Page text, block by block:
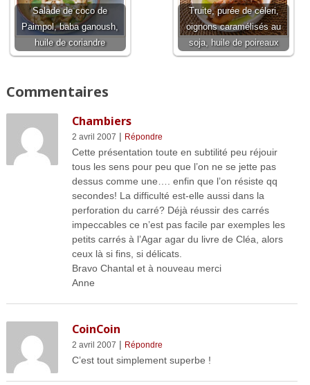
Salade de coco de
Paimpol, baba ganoush,
huile de coriandre
Truite, purée de céleri,
oignons caramélisés au
soja, huile de poireaux
Commentaires
Chambiers
2 avril 2007 | Répondre
Cette présentation toute en subtilité peu réjouir
tous les sens pour peu que l’on ne se jette pas
dessus comme une…. enfin que l’on résiste qq
secondes! La difficulté est-elle aussi dans la
perforation du carré? Déjà réussir des carrés
impeccables ce n’est pas facile par exemples les
petits carrés à l’Agar agar du livre de Cléa, alors
ceux là si fins, si délicats.
Bravo Chantal et à nouveau merci
Anne
CoinCoin
2 avril 2007 | Répondre
C’est tout simplement superbe !